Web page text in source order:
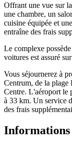
Offrant une vue sur
une chambre, un
cuisine équipée et
entraîne des frais
Le complexe
voitures est assuré
Vous séjournerez à
Centrum, de la plage
Centre. L'aéroport le
à 33 km. Un service
des frais